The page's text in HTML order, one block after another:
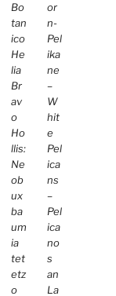
Bo
tan
ico
He
lia
Br
av
o
Ho
llis:
Ne
ob
ux
ba
um
ia
tet
etz
o
or
n-
Pel
ika
ne
–
W
hit
e
Pel
ica
ns
–
Pel
ica
no
s
an
La